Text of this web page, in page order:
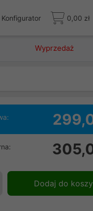
Konfigurator 0,00 zł
Wyprzedaż
Dodaj do